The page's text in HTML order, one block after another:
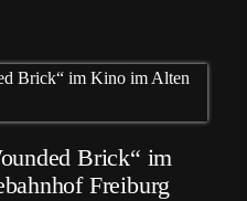
Brick“ im
Freiburg